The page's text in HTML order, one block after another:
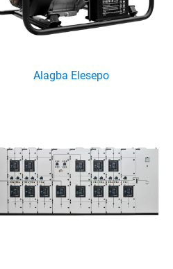
Alagba Elesepo